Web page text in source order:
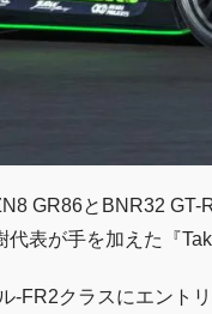
GR86とBNR32
表が手を加えた『
-FR2クラスにエント